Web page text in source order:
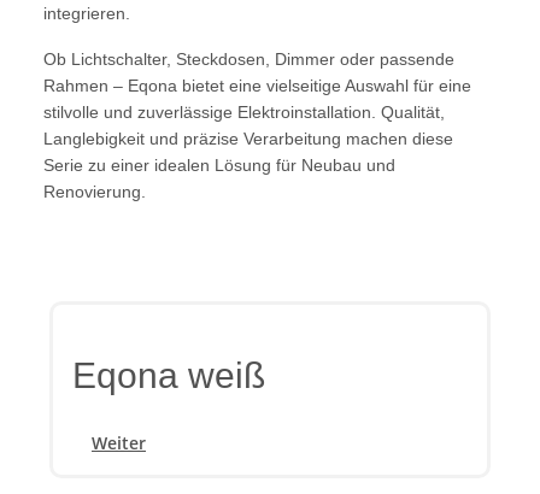
integrieren.
Ob Lichtschalter, Steckdosen, Dimmer oder passende
Rahmen – Eqona bietet eine vielseitige Auswahl für eine
stilvolle und zuverlässige Elektroinstallation. Qualität,
Langlebigkeit und präzise Verarbeitung machen diese
Serie zu einer idealen Lösung für Neubau und
Renovierung.
Eqona weiß
Weiter